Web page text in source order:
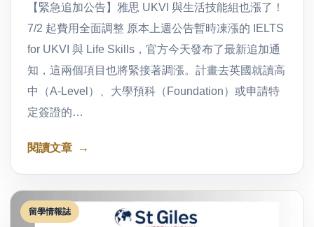
【緊急追加公告】雅思 UKVI 與生活技能組也漲了！
7/2 起費用全面調整 原本上週公告暫時凍漲的 IELTS
for UKVI 與 Life Skills，官方今天發布了最新追加通
知，這兩個項目也將緊接著調漲。計畫去英國就讀高
中（A-Level）、大學預科（Foundation）或申請特
定簽證的…
閱讀文章
留學情報誌